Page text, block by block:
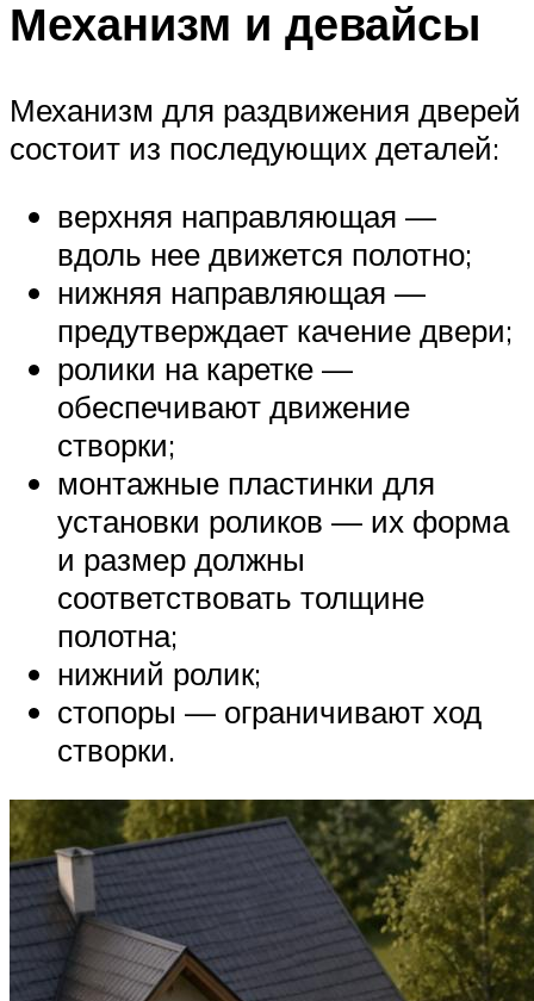
Механизм и девайсы
Механизм для раздвижения дверей
состоит из последующих деталей:
верхняя направляющая —
вдоль нее движется полотно;
нижняя направляющая —
предутверждает качение двери;
ролики на каретке —
обеспечивают движение
створки;
монтажные пластинки для
установки роликов — их форма
и размер должны
соответствовать толщине
полотна;
нижний ролик;
стопоры — ограничивают ход
створки.